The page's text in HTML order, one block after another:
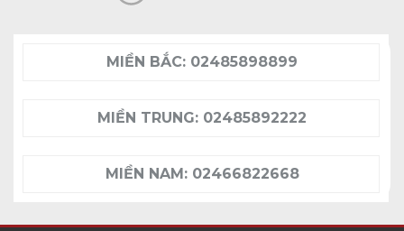
MIỀN BẮC: 02485898899
MIỀN TRUNG: 02485892222
MIỀN NAM: 02466822668